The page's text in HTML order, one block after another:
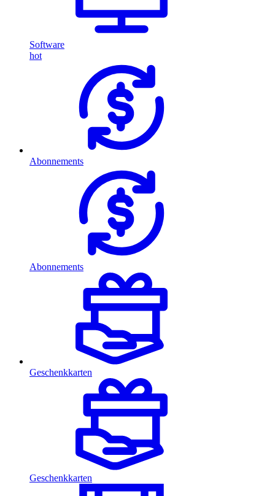
Software
hot
Abonnements
Abonnements
Geschenkkarten
Geschenkkarten